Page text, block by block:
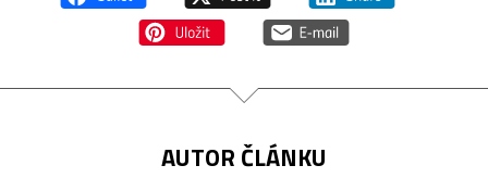
AUTOR ČLÁNKU